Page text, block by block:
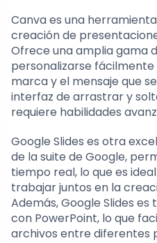
Canva es una
creación de
Ofrece una amplia gama
personalizarse
marca y el mensaje que
interfaz de arrastrar y
requiere habilidades
Google Slides es otra
de la suite de Google,
tiempo real, lo que es
trabajar juntos en la
Además, Google Slides
con PowerPoint, lo que
archivos entre diferentes